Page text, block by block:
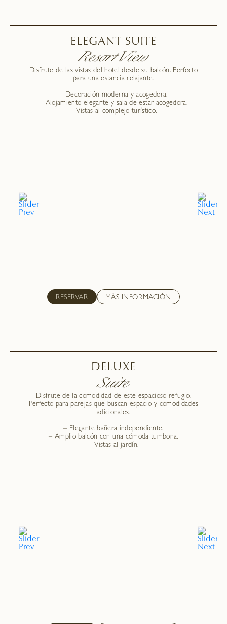
ELEGANT SUITE
Resort View
Disfrute de las vistas del hotel desde su balcón. Perfecto
para una estancia relajante.
– Decoración moderna y acogedora.
– Alojamiento elegante y sala de estar acogedora.
– Vistas al complejo turístico.
RESERVAR MÁS INFORMACIÓN
DELUXE
Suite
Disfrute de la comodidad de este espacioso refugio.
Perfecto para parejas que buscan espacio y comodidades
adicionales.
– Elegante bañera independiente.
– Amplio balcón con una cómoda tumbona.
– Vistas al jardín.